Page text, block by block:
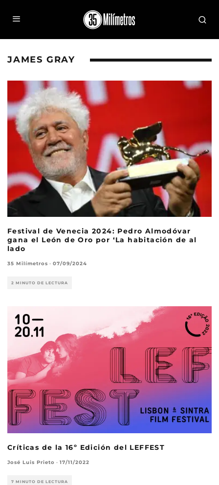
JAMES GRAY
Festival de Venecia 2024: Pedro Almodóvar
gana el León de Oro por ‘La habitación de al
lado
35 Milímetros · 07/09/2024
2 MINUTO DE LECTURA
Críticas de la 16º Edición del LEFFEST
José Luis Prieto · 17/11/2022
7 MINUTO DE LECTURA